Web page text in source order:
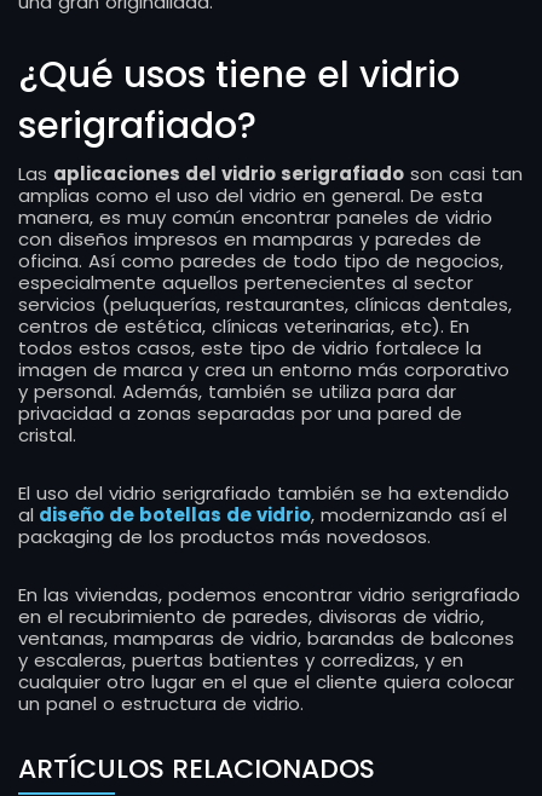
¿Qué usos tiene el vidrio
serigrafiado?
Las aplicaciones del vidrio serigrafiado son casi tan
amplias como el uso del vidrio en general. De esta
manera, es muy común encontrar paneles de vidrio
con diseños impresos en mamparas y paredes de
oficina. Así como paredes de todo tipo de negocios,
especialmente aquellos pertenecientes al sector
servicios (peluquerías, restaurantes, clínicas dentales,
centros de estética, clínicas veterinarias, etc). En
todos estos casos, este tipo de vidrio fortalece la
imagen de marca y crea un entorno más corporativo
y personal. Además, también se utiliza para dar
privacidad a zonas separadas por una pared de
cristal.
El uso del vidrio serigrafiado también se ha extendido
al diseño de botellas de vidrio, modernizando así el
packaging de los productos más novedosos.
En las viviendas, podemos encontrar vidrio serigrafiado
en el recubrimiento de paredes, divisoras de vidrio,
ventanas, mamparas de vidrio, barandas de balcones
y escaleras, puertas batientes y corredizas, y en
cualquier otro lugar en el que el cliente quiera colocar
un panel o estructura de vidrio.
ARTÍCULOS RELACIONADOS